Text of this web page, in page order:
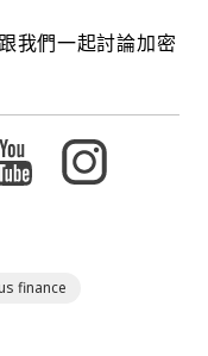
我們一起討論加密
finance